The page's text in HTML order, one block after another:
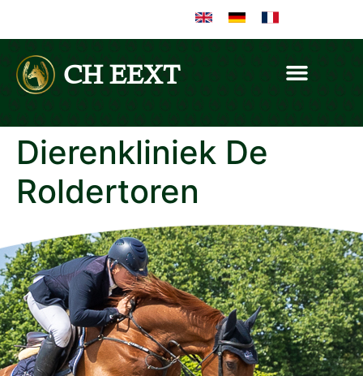
CH EEXT
Dierenkliniek De
Roldertoren